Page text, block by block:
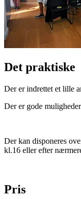
Det praktiske
Der er indrettet et lille
Der er gode
Der kan disponeres
kl.16 eller efter
Pris